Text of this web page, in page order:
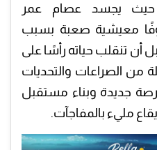
حيث يجسد عصام عمر
معيشية صعبة بسبب
أن تنقلب حياته رأسًا على
الصراعات والتحديات
جديدة وبناء مستقبل
مليء بالمفاجآت.